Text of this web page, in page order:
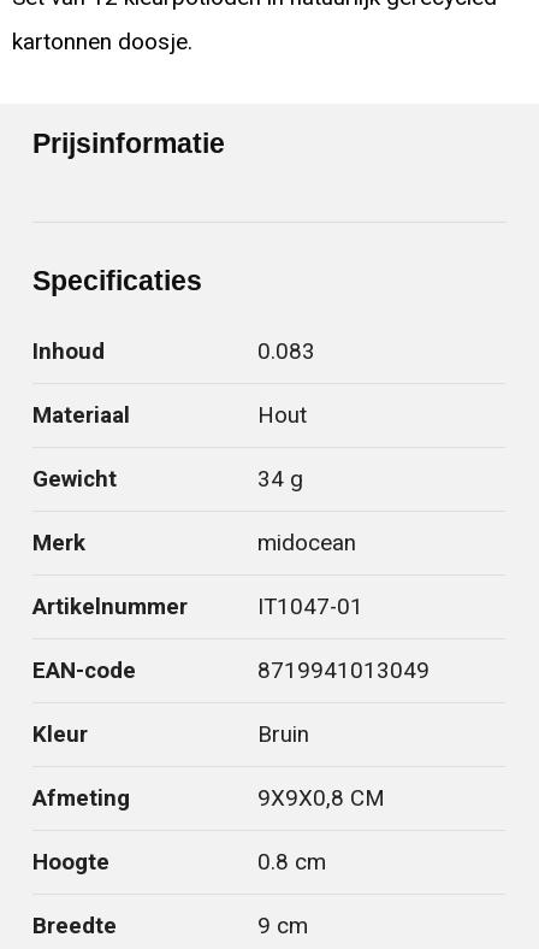
kartonnen doosje.
Prijsinformatie
Specificaties
Inhoud 0.083
Materiaal Hout
Gewicht 34 g
Merk midocean
Artikelnummer IT1047-01
EAN-code 8719941013049
Kleur Bruin
Afmeting 9X9X0,8 CM
Hoogte 0.8 cm
Breedte 9 cm